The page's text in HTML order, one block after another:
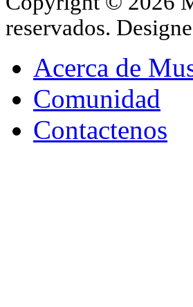
reservados.
Acerca de
Comunidad
Contactenos